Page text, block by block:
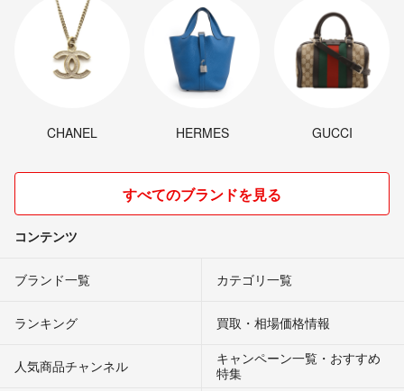
CHANEL HERMES GUCCI
すべてのブランドを見る
コンテンツ
ブランド一覧 カテゴリ一覧
ランキング 買取・相場価格情報
人気商品チャンネル
キャンペーン一覧・おすすめ
特集